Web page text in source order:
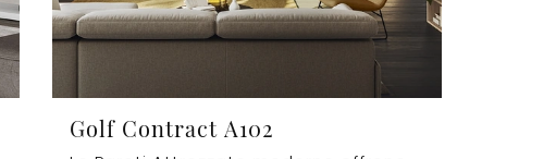
Golf Contract A102